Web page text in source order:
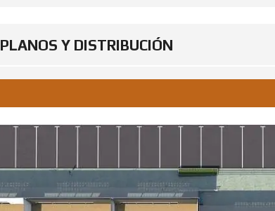
PLANOS Y DISTRIBUCIÓN